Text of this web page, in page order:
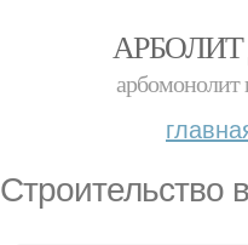
арбомонолит
Строительство